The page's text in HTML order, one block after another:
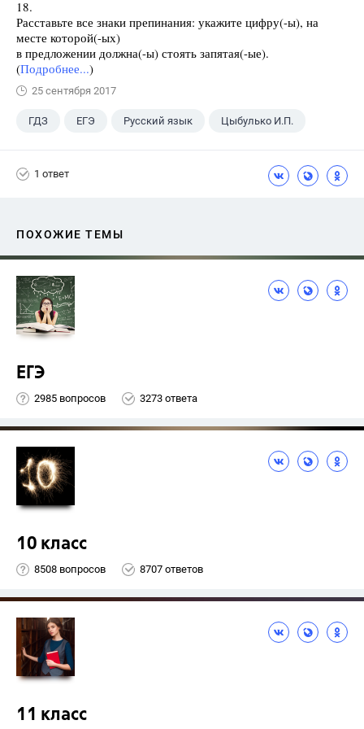
18.
Расставьте все знаки препинания: укажите цифру(-ы), на
месте которой(-ых)
в предложении должна(-ы) стоять запятая(-ые).
(Подробнее...)
25 сентября 2017
ГДЗ ЕГЭ Русский язык Цыбулько И.П.
1 ответ
ПОХОЖИЕ ТЕМЫ
ЕГЭ
2985 вопросов 3273 ответа
10 класс
8508 вопросов 8707 ответов
11 класс